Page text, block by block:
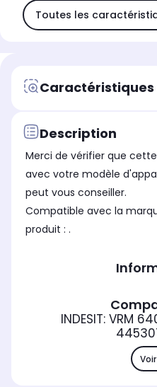
Toutes les
Description
Merci de vérifier que
avec votre modèle
peut vous conseiller.
Compatible avec la marque du
produit : .
INDESIT: VRM